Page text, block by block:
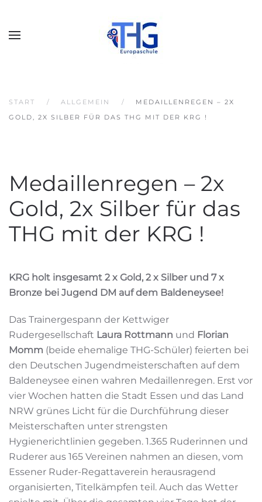
START ALLGEMEIN
MEDAILLENREGEN – 2X
GOLD, 2X SILBER FÜR DAS THG MIT DER KRG !
Medaillenregen – 2x
Gold, 2x Silber für das
THG mit der KRG !
KRG holt insgesamt 2 x Gold, 2 x Silber und 7 x
Bronze bei Jugend DM auf dem Baldeneysee!
Das Trainergespann der Kettwiger
Rudergesellschaft Laura Rottmann und Florian
Momm (beide ehemalige THG-Schüler) feierten bei
den Deutschen Jugendmeisterschaften auf dem
Baldeneysee einen wahren Medaillenregen. Erst vor
vier Wochen hatten die Stadt Essen und das Land
NRW grünes Licht für die Durchführung dieser
Meisterschaften unter strengsten
Hygienerichtlinien gegeben. 1.365 Ruderinnen und
Ruderer aus 165 Vereinen nahmen an diesen, vom
Essener Ruder-Regattaverein herausragend
organisierten, Titelkämpfen teil. Auch das Wetter